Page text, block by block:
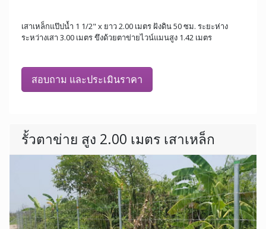
เสาเหล็กแป๊ปน้ำ 1 1/2" x ยาว 2.00 เมตร ฝังดิน 50 ซม. ระยะห่าง
ระหว่างเสา 3.00 เมตร ขึงด้วยตาข่ายไวน์แมนสูง 1.42 เมตร
สอบถาม และประเมินราคา
รั้วตาข่าย สูง 2.00 เมตร เสาเหล็ก